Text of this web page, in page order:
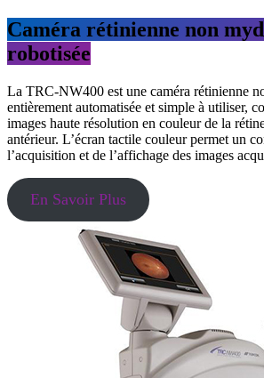
Caméra rétinienne non
robotisée
La TRC-NW400 est une caméra rétinienne
entièrement automatisée et simple à utiliser,
images haute résolution en couleur de la
antérieur. L’écran tactile couleur permet un
l’acquisition et de l’affichage des images
En Savoir Plus